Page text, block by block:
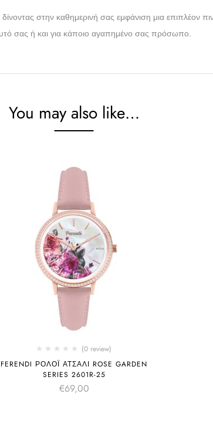
στην καθημερινή σας εμφάνιση μια επιπλέον
σας ή και για κάποιο αγαπημένο σας πρόσωπο.
You may also like…
(0 review)
FERENDI ΡΟΛΌΙ ΑΤΣΆΛΙ ROSE GARDEN
SERIES 2601R-25
€69,00